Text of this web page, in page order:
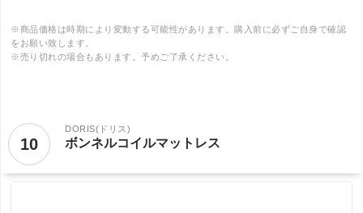
※商品価格は時期により変動する可能性があります。購入前に必ずご自身で確認
をお願い致します。
※売り切れの場合もあります。予めご了承ください。
10
DORIS(ドリス)
ボンネルコイルマットレス